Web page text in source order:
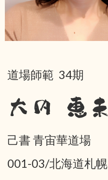
道場師範 34期
大内 恵未
己書 青宙華道場
001-03/北海道札幌